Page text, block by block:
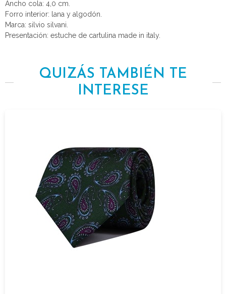
Ancho cola: 4,0 cm.
Forro interior: lana y algodón.
Marca: silvio silvani.
Presentación: estuche de cartulina made in italy.
QUIZÁS TAMBIÉN TE
INTERESE